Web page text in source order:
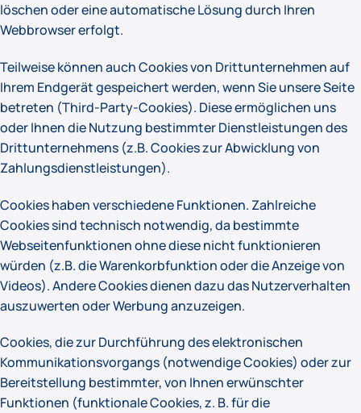
löschen oder eine automatische Lösung durch Ihren
Webbrowser erfolgt.
Teilweise können auch Cookies von Drittunternehmen auf
Ihrem Endgerät gespeichert werden, wenn Sie unsere Seite
betreten (Third-Party-Cookies). Diese ermöglichen uns
oder Ihnen die Nutzung bestimmter Dienstleistungen des
Drittunternehmens (z.B. Cookies zur Abwicklung von
Zahlungsdienstleistungen).
Cookies haben verschiedene Funktionen. Zahlreiche
Cookies sind technisch notwendig, da bestimmte
Webseitenfunktionen ohne diese nicht funktionieren
würden (z.B. die Warenkorbfunktion oder die Anzeige von
Videos). Andere Cookies dienen dazu das Nutzerverhalten
auszuwerten oder Werbung anzuzeigen.
Cookies, die zur Durchführung des elektronischen
Kommunikationsvorgangs (notwendige Cookies) oder zur
Bereitstellung bestimmter, von Ihnen erwünschter
Funktionen (funktionale Cookies, z. B. für die